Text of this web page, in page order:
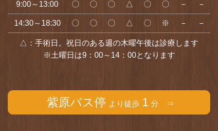
9:00～13:00 〇 〇 〇 △ 〇 〇 － －
14:30～18:30 〇 〇 〇 △ 〇 ※ － －
△：手術日。祝日のある週の木曜午後は診療します
※土曜日は9：00～14：00となります
紫原バス停 より徒歩 1 分 ⇒